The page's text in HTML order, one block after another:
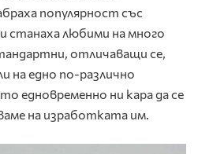
популярност със
станаха любими на много
отличаващи се,
на едно по-различно
едновременно ни кара да се
на изработката им.